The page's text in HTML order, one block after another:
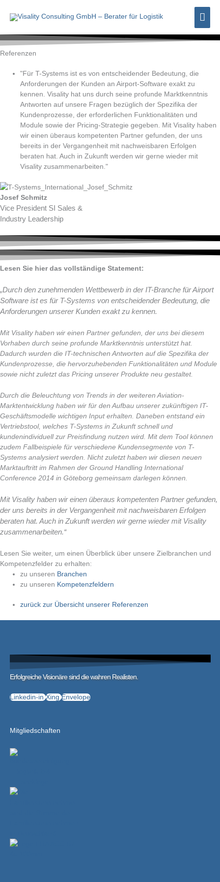
Inhalt
Referenzen
"Für T-Systems ist es von entscheidender Bedeutung, die
Anforderungen der Kunden an Airport-Software exakt zu
kennen. Visality hat uns durch seine profunde Marktkenntnis
Antworten auf unsere Fragen bezüglich der Spezifika der
Kundenprozesse, der erforderlichen Funktionalitäten und
Module sowie der Pricing-Strategie gegeben. Mit Visality haben
wir einen überaus kompetenten Partner gefunden, der uns
bereits in der Vergangenheit mit nachweisbaren Erfolgen
beraten hat. Auch in Zukunft werden wir gerne wieder mit
Visality zusammenarbeiten."
Josef Schmitz
Vice President SI Sales &
Industry Leadership
Lesen Sie hier das vollständige Statement:
„Durch den zunehmenden Wettbewerb in der IT-Branche für Airport
Software ist es für T-Systems von entscheidender Bedeutung, die
Anforderungen unserer Kunden exakt zu kennen.
Mit Visality haben wir einen Partner gefunden, der uns bei diesem
Vorhaben durch seine profunde Marktkenntnis unterstützt hat.
Dadurch wurden die IT-technischen Antworten auf die Spezifika der
Kundenprozesse, die hervorzuhebenden Funktionalitäten und Module
sowie nicht zuletzt das Pricing unserer Produkte neu gestaltet.
Durch die Beleuchtung von Trends in der weiteren Aviation-
Marktentwicklung haben wir für den Aufbau unserer zukünftigen IT-
Geschäftsmodelle wichtigen Input erhalten. Daneben entstand ein
Vertriebstool, welches T-Systems in Zukunft schnell und
kundenindividuell zur Preisfindung nutzen wird. Mit dem Tool können
zudem Fallbeispiele für verschiedene Kundensegmente von T-
Systems analysiert werden. Nicht zuletzt haben wir diesen neuen
Marktauftritt im Rahmen der Ground Handling International
Conference 2014 in Göteborg gemeinsam darlegen können.
Mit Visality haben wir einen überaus kompetenten Partner gefunden,
der uns bereits in der Vergangenheit mit nachweisbaren Erfolgen
beraten hat. Auch in Zukunft werden wir gerne wieder mit Visality
zusammenarbeiten.“
Lesen Sie weiter, um einen Überblick über unsere Zielbranchen und
Kompetenzfelder zu erhalten:
zu unseren Branchen
zu unseren Kompetenzfeldern
zurück zur Übersicht unserer Referenzen
Erfolgreiche Visionäre sind die wahren Realisten.
Linkedin-in Xing Envelope
Mitgliedschaften